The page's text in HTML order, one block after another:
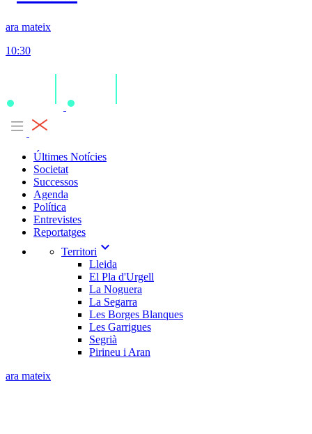
ara mateix
10:30
Últimes Notícies
Societat
Successos
Agenda
Política
Entrevistes
Reportatges
Territori expand_more
Lleida
El Pla d'Urgell
La Noguera
La Segarra
Les Borges Blanques
Les Garrigues
Segrià
Pirineu i Aran
ara mateix